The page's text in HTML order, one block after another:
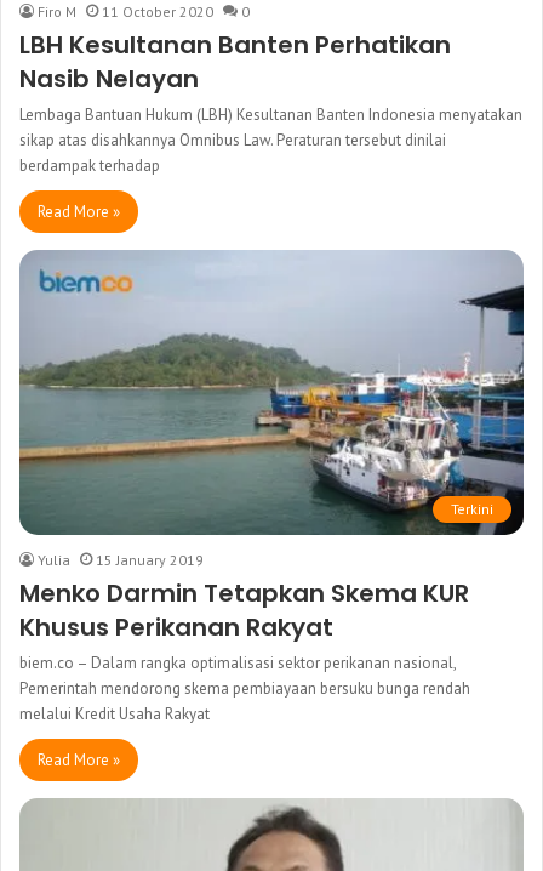
Firo M 11 October 2020 0
LBH Kesultanan Banten Perhatikan
Nasib Nelayan
Lembaga Bantuan Hukum (LBH) Kesultanan Banten Indonesia menyatakan
sikap atas disahkannya Omnibus Law. Peraturan tersebut dinilai
berdampak terhadap
Read More »
Terkini
Yulia 15 January 2019
Menko Darmin Tetapkan Skema KUR
Khusus Perikanan Rakyat
biem.co – Dalam rangka optimalisasi sektor perikanan nasional,
Pemerintah mendorong skema pembiayaan bersuku bunga rendah
melalui Kredit Usaha Rakyat
Read More »